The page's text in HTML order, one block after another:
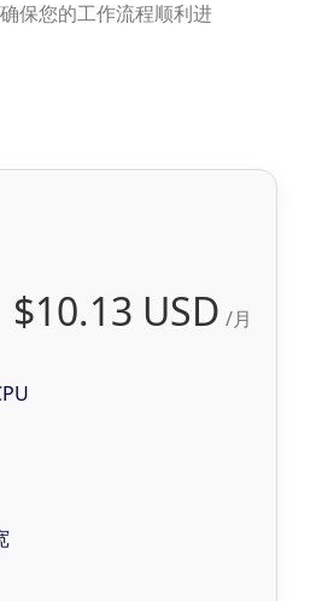
保您的工作流程顺利进
$10.13 USD /月